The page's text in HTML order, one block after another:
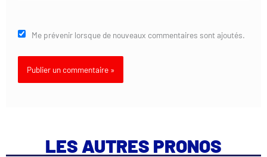
Me prévenir lorsque de nouveaux commentaires sont ajoutés.
LES AUTRES PRONOS